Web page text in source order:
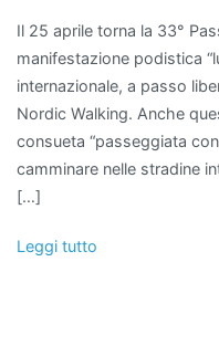
Il 25 aprile torna la 33°
manifestazione podistica
internazionale, a passo
Nordic Walking. Anche
consueta “passeggiata
camminare nelle stradine
[…]
Leggi tutto